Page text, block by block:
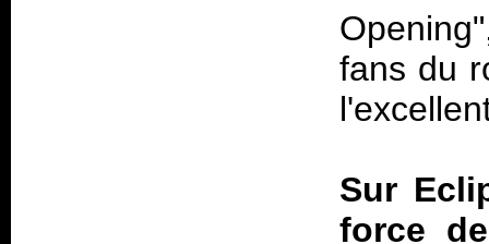
fans du
Sur
force